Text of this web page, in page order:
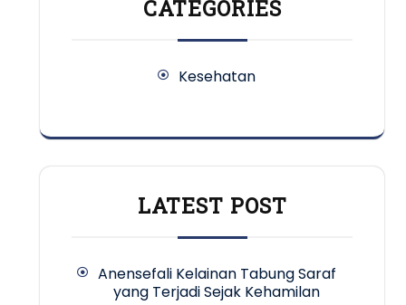
CATEGORIES
Kesehatan
LATEST POST
Anensefali Kelainan Tabung Saraf
yang Terjadi Sejak Kehamilan